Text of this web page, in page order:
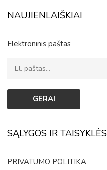
NAUJIENLAIŠKIAI
Elektroninis paštas
SĄLYGOS IR TAISYKLĖS
PRIVATUMO POLITIKA